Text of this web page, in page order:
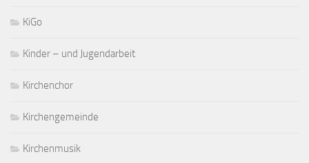
KiGo
Kinder – und Jugendarbeit
Kirchenchor
Kirchengemeinde
Kirchenmusik